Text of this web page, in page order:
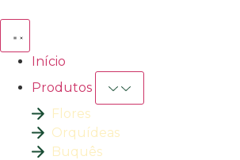
Início
Produtos
Flores
Orquídeas
Buquês